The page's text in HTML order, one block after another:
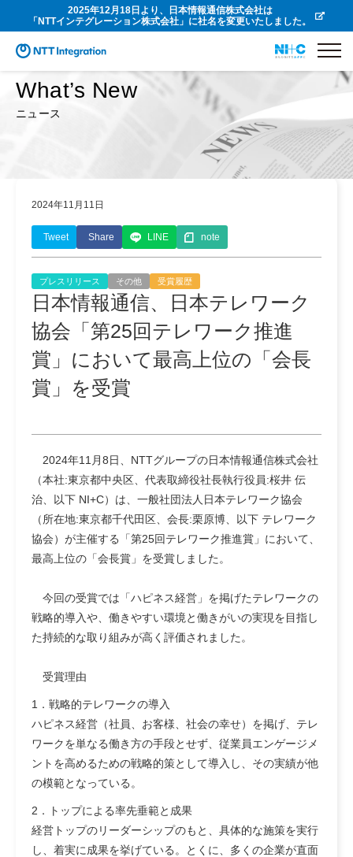
2025年12月18日より、日本情報通信株式会社は
「NTTインテグレーション株式会社」に社名を変更いたしました。
What’s New
ニュース
2024年11月11日
Tweet Share LINE note
プレスリリース その他 受賞履歴
日本情報通信、日本テレワーク
協会「第25回テレワーク推進
賞」において最高上位の「会長
賞」を受賞
2024年11月8日、NTTグループの日本情報通信株式会社
（本社:東京都中央区、代表取締役社長執行役員:桜井 伝
治、以下 NI+C）は、一般社団法人日本テレワーク協会
（所在地:東京都千代田区、会長:栗原博、以下 テレワーク
協会）が主催する「第25回テレワーク推進賞」において、
最高上位の「会長賞」を受賞しました。
今回の受賞では「ハピネス経営」を掲げたテレワークの
戦略的導入や、働きやすい環境と働きがいの実現を目指し
た持続的な取り組みが高く評価されました。
受賞理由
1．戦略的テレワークの導入
ハピネス経営（社員、お客様、社会の幸せ）を掲げ、テレ
ワークを単なる働き方の手段とせず、従業員エンゲージメ
ントを高めるための戦略的策として導入し、その実績が他
の模範となっている。
2．トップによる率先垂範と成果
経営トップのリーダーシップのもと、具体的な施策を実行
し、着実に成果を挙げている。とくに、多くの企業が直面